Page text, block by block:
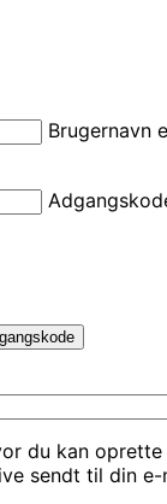
Brugernavn
du kan oprette
sendt til din e-